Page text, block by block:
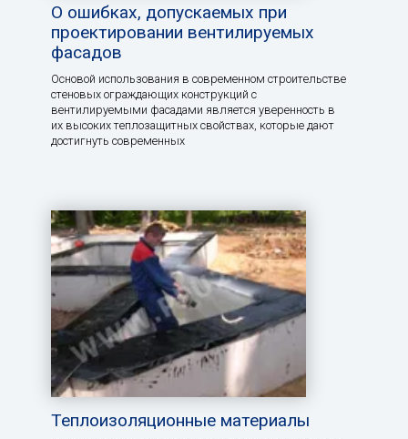
О ошибках, допускаемых при
проектировании вентилируемых
фасадов
Основой использования в современном строительстве
стеновых ограждающих конструкций с
вентилируемыми фасадами является уверенность в
их высоких теплозащитных свойствах, которые дают
достигнуть современных
Теплоизоляционные материалы